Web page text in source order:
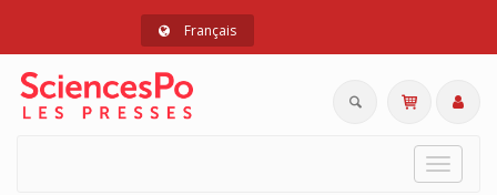
Français
Toggle